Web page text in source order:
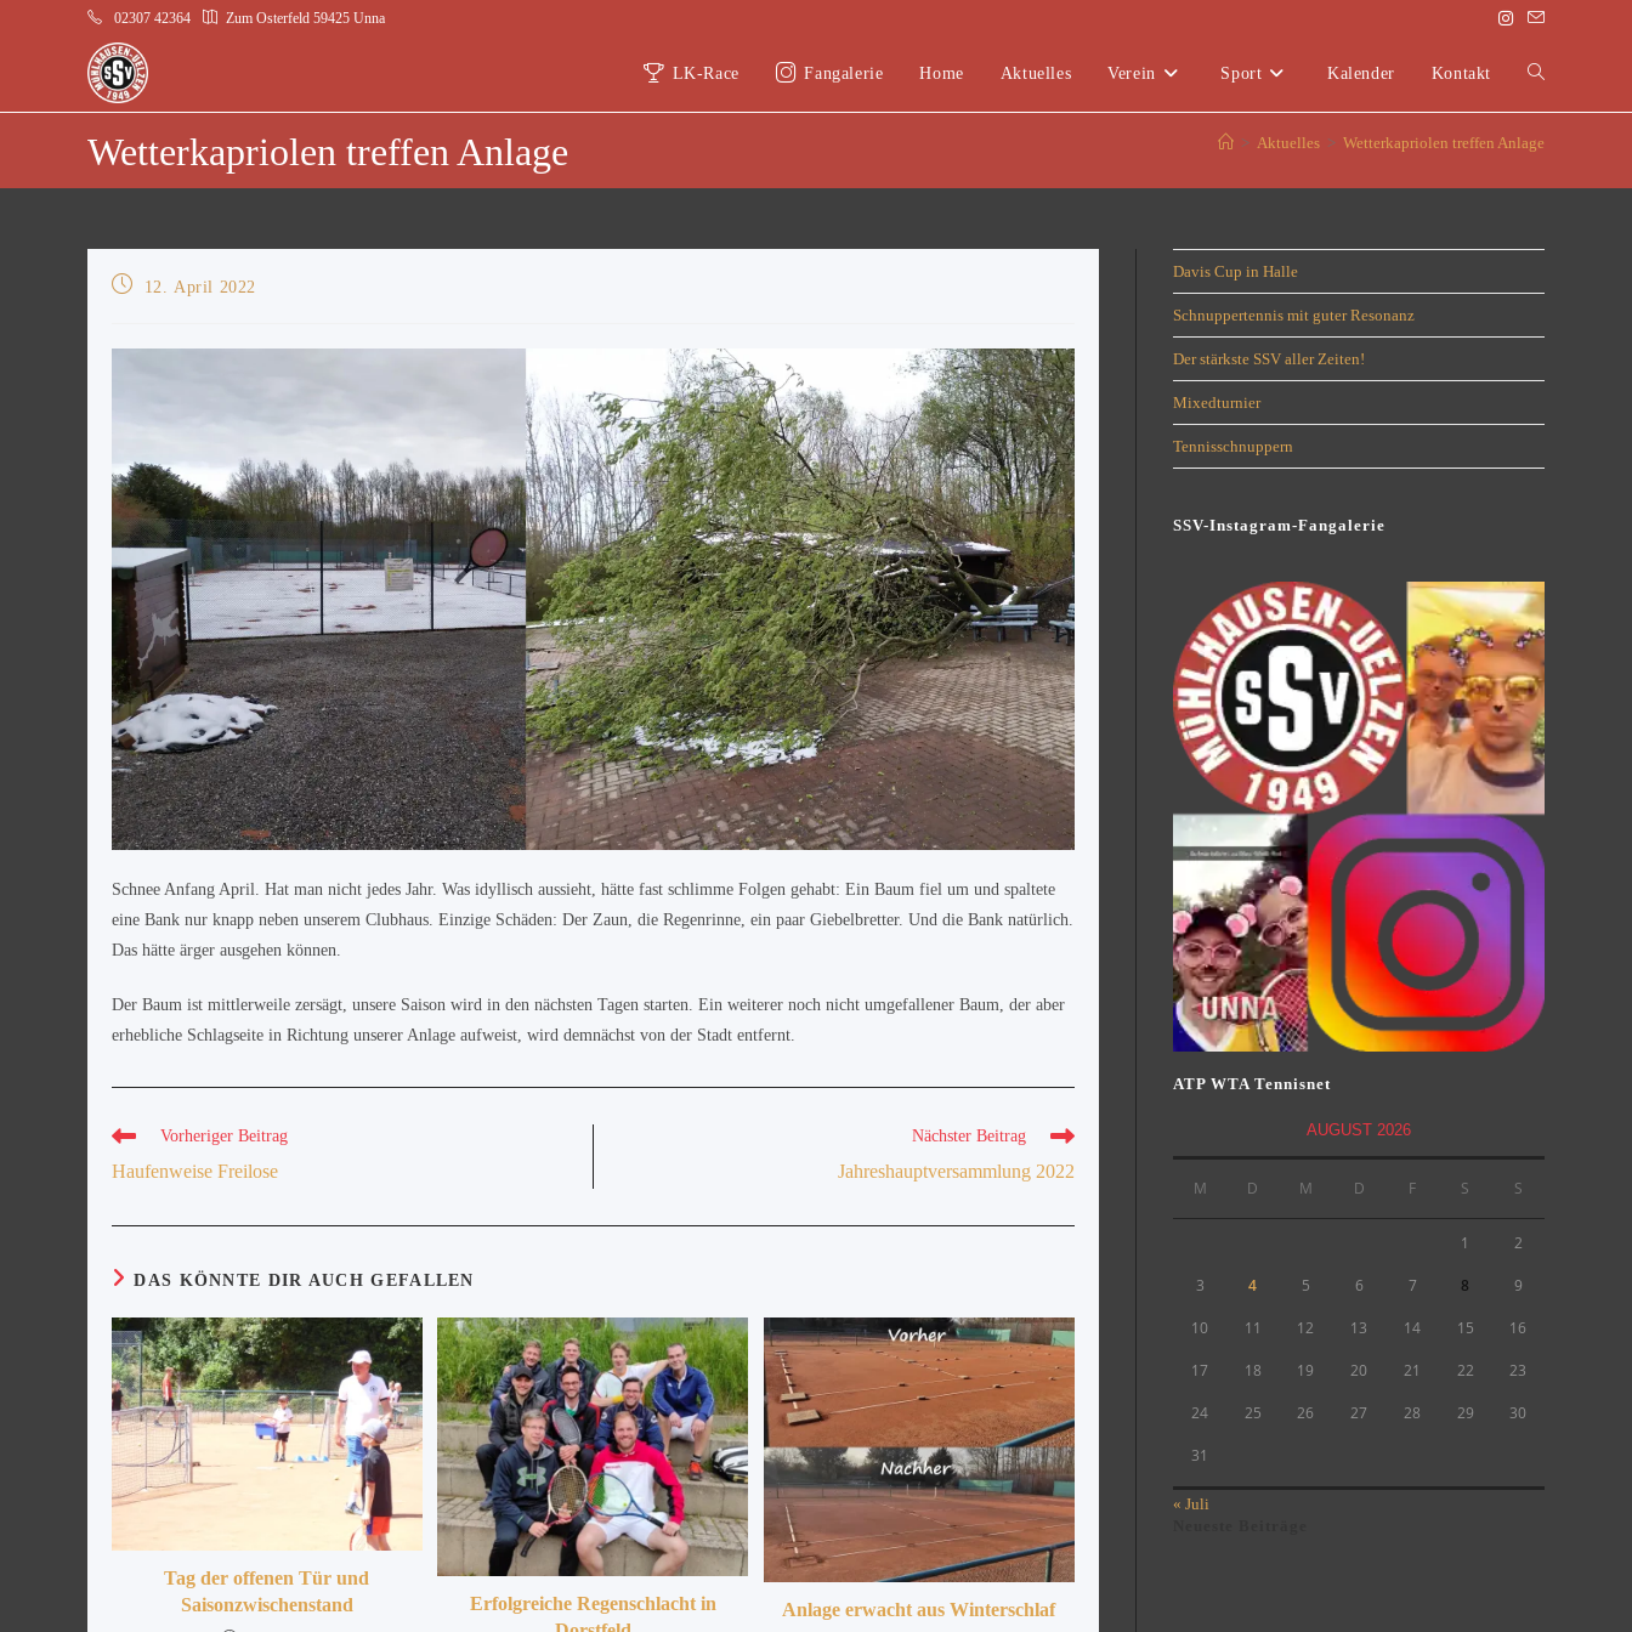
02307 42364 Zum Osterfeld 59425 Unna
LK-Race Fangalerie Home Aktuelles Verein Sport Kalender Kontakt
Wetterkapriolen treffen Anlage > Aktuelles > Wetterkapriolen treffen Anlage
12. April 2022
Schnee Anfang April. Hat man nicht jedes Jahr. Was idyllisch aussieht, hätte fast schlimme Folgen gehabt: Ein Baum fiel um und spaltete
eine Bank nur knapp neben unserem Clubhaus. Einzige Schäden: Der Zaun, die Regenrinne, ein paar Giebelbretter. Und die Bank natürlich.
Das hätte ärger ausgehen können.
Der Baum ist mittlerweile zersägt, unsere Saison wird in den nächsten Tagen starten. Ein weiterer noch nicht umgefallener Baum, der aber
erhebliche Schlagseite in Richtung unserer Anlage aufweist, wird demnächst von der Stadt entfernt.
Vorheriger Beitrag
Haufenweise Freilose
Nächster Beitrag
Jahreshauptversammlung 2022
DAS KÖNNTE DIR AUCH GEFALLEN
Tag der offenen Tür und
Saisonzwischenstand
Erfolgreiche Regenschlacht in
Anlage erwacht aus Winterschlaf
Davis Cup in Halle
Schnuppertennis mit guter Resonanz
Der stärkste SSV aller Zeiten!
Mixedturnier
Tennisschnuppern
SSV-Instagram-Fangalerie
ATP WTA Tennisnet
AUGUST 2026
M D M D F S S
1 2
3 4 5 6 7 8 9
10 11 12 13 14 15 16
17 18 19 20 21 22 23
24 25 26 27 28 29 30
31
« Juli